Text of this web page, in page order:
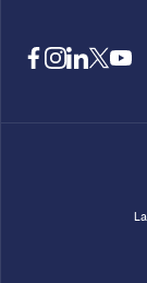
facebook
instagram
linkedin